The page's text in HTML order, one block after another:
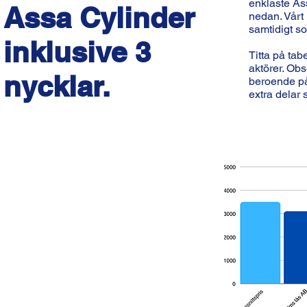
Assa Cylinder
inklusive 3
nycklar.
enklaste
nedan.
samtidigt
Titta på
aktörer.
beroende
extra delar